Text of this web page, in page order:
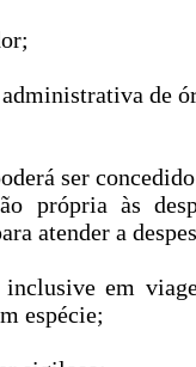
de
ser
própria às
atender a
em
espécie;